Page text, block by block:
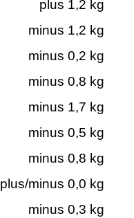
plus 1,2 kg
minus 1,2 kg
minus 0,2 kg
minus 0,8 kg
minus 1,7 kg
minus 0,5 kg
minus 0,8 kg
plus/minus 0,0 kg
minus 0,3 kg